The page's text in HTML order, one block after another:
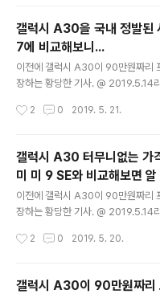
반대로 기업은 소비자가 요구하는
은 노력을 하기 마련이다. 그로 인해
만들어갈 수 있는 발판이 만들어진다
가격에 거품이 없는 좋은 제품이 나
은 제품을 저렴한 가격에 구매한 소
뜬금없는 듯한 이야기지만, 샤오미
갤럭시 A30을 국내 정발된
7에 비교해보니...
이전에 갤럭시 A30이 90만원짜리
장하는 황당한 기사. @ 2019.5.14
고, 플라스틱 재질이지만 디자인이
은 아몰레드 액정이 사용된 샤오미
면서 갤럭시 A30 터무니없는 가격
SE와 비교해보면 알 수 있다. @
었다. 외산폰의 아쉬운 점 - 해외 직
쉽게도 샤오미 미 9 SE 같은 경우는
다보니, 쉽지가 않다. 물론 해외 직구
2 0 2019. 5. 21.
갤럭시 A30 터무니없는 가
미 미 9 SE와 비교해보면 알
이전에 갤럭시 A30이 90만원짜리
장하는 황당한 기사. @ 2019.5.14
어서 90만원짜리 프리미엄폰과 같다
해봤다. 그리고 다음 글에는 홍미노
2 0 2019. 5. 20.
갤럭시 A30이 90만원짜리